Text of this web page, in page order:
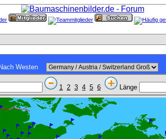
1 2 3 4 5 6 Länge